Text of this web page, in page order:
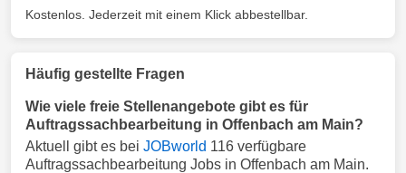
Kostenlos. Jederzeit mit einem Klick abbestellbar.
Häufig gestellte Fragen
Wie viele freie Stellenangebote gibt es für
Auftragssachbearbeitung in Offenbach am Main?
Aktuell gibt es bei JOBworld 116 verfügbare
Auftragssachbearbeitung Jobs in Offenbach am Main.